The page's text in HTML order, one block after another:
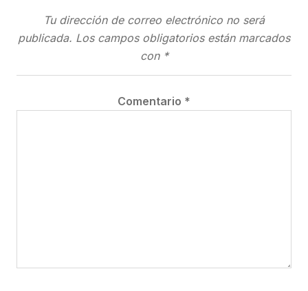
Tu dirección de correo electrónico no será
publicada. Los campos obligatorios están marcados
con *
Comentario *